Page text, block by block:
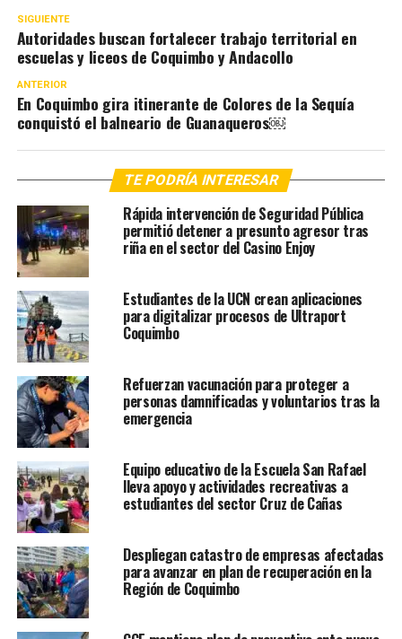
SIGUIENTE
Autoridades buscan fortalecer trabajo territorial en
escuelas y liceos de Coquimbo y Andacollo
ANTERIOR
En Coquimbo gira itinerante de Colores de la Sequía
conquistó el balneario de Guanaqueros￼
TE PODRÍA INTERESAR
Rápida intervención de Seguridad Pública
permitió detener a presunto agresor tras
riña en el sector del Casino Enjoy
Estudiantes de la UCN crean aplicaciones
para digitalizar procesos de Ultraport
Coquimbo
Refuerzan vacunación para proteger a
personas damnificadas y voluntarios tras la
emergencia
Equipo educativo de la Escuela San Rafael
lleva apoyo y actividades recreativas a
estudiantes del sector Cruz de Cañas
Despliegan catastro de empresas afectadas
para avanzar en plan de recuperación en la
Región de Coquimbo